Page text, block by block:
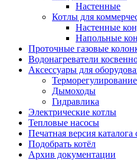
Настенные
Котлы для
Настенные
Напольные
Проточные газовые
Водонагреватели
Аксессуары для
Терморегулирование
Дымоходы
Гидравлика
Электрические котлы
Тепловые насосы
Печатная версия каталога
Подобрать котёл
Архив документации